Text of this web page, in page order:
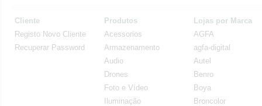
Cliente
Registo Novo Cliente
Recuperar Password
Produtos
Acessorios
Armazenamento
Audio
Drones
Foto e Vídeo
Iluminação
Lojas por Marca
AGFA
agfa-digital
Autel
Benro
Boya
Broncolor